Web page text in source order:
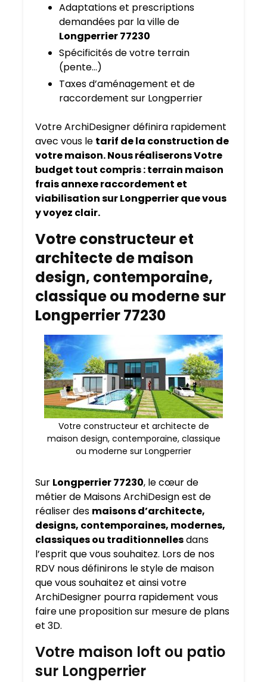
Adaptations et prescriptions
demandées par la ville de
Longperrier 77230
Spécificités de votre terrain
(pente…)
Taxes d’aménagement et de
raccordement sur Longperrier
Votre ArchiDesigner définira rapidement
avec vous le tarif de la construction de
votre maison. Nous réaliserons Votre
budget tout compris : terrain maison
frais annexe raccordement et
viabilisation sur Longperrier que vous
y voyez clair.
Votre constructeur et
architecte de maison
design, contemporaine,
classique ou moderne sur
Longperrier 77230
Votre constructeur et architecte de
maison design, contemporaine, classique
ou moderne sur Longperrier
Sur Longperrier 77230, le cœur de
métier de Maisons ArchiDesign est de
réaliser des maisons d’architecte,
designs, contemporaines, modernes,
classiques ou traditionnellesdans
l’esprit que vous souhaitez. Lors de nos
RDV nous définirons le style de maison
que vous souhaitez et ainsi votre
ArchiDesigner pourra rapidement vous
faire une proposition sur mesure de plans
et 3D.
Votre maison loft ou patio
sur Longperrier